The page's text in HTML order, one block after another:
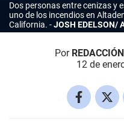
Dos personas entre cenizas y
uno de los incendios en
California.
JOSH EDELSON/
Por
12 de